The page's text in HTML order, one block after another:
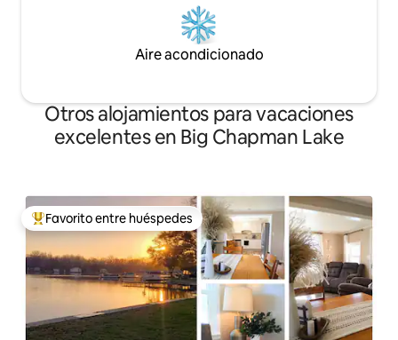
Aire acondicionado
Otros alojamientos para vacaciones
excelentes en Big Chapman Lake
Favorito entre huéspedes preferido
Favorito entre huéspedes